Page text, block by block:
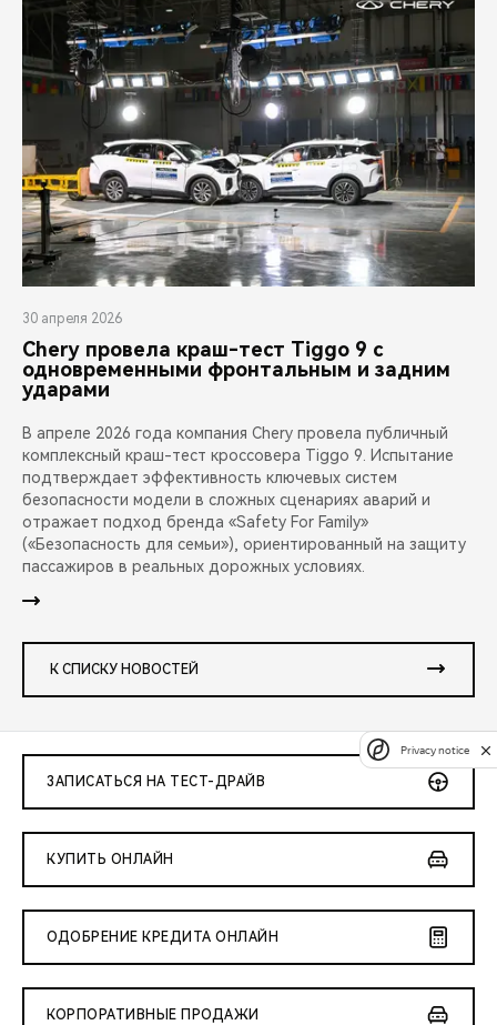
30 апреля 2026
Chery провела краш-тест Tiggo 9 с
одновременными фронтальным и задним
ударами
В апреле 2026 года компания Chery провела публичный
комплексный краш-тест кроссовера Tiggo 9. Испытание
подтверждает эффективность ключевых систем
безопасности модели в сложных сценариях аварий и
отражает подход бренда «Safety For Family»
(«Безопасность для семьи»), ориентированный на защиту
пассажиров в реальных дорожных условиях.
К СПИСКУ НОВОСТЕЙ
ЗАПИСАТЬСЯ НА ТЕСТ-ДРАЙВ
КУПИТЬ ОНЛАЙН
ОДОБРЕНИЕ КРЕДИТА ОНЛАЙН
КОРПОРАТИВНЫЕ ПРОДАЖИ
Privacy notice